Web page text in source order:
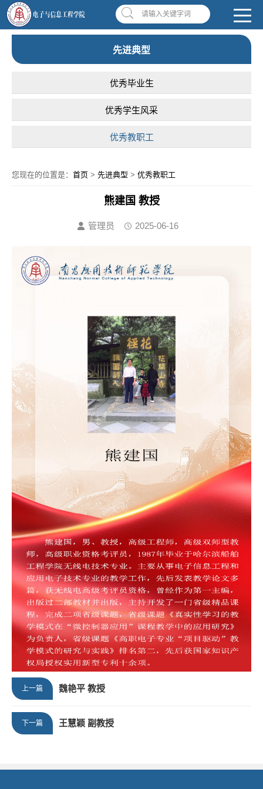
南昌应用技术师范学院，助你圆梦! 学校首页| OA系统 违反师德举报信箱
请输入关键字词
先进典型
优秀毕业生
优秀学生风采
优秀教职工
您现在的位置是： 首页 > 先进典型 > 优秀教职工
熊建国 教授
管理员 2025-06-16
上一篇 魏艳平 教授
下一篇 王慧颖 副教授